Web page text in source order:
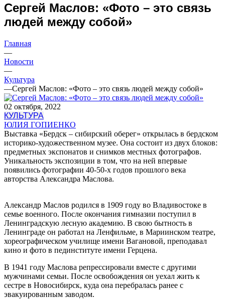
Сергей Маслов: «Фото – это связь
людей между собой»
Главная
—
Новости
—
Культура
—Сергей Маслов: «Фото – это связь людей между собой»
02 октября, 2022
КУЛЬТУРА
ЮЛИЯ ГОПИЕНКО
Выставка «Бердск – сибирский оберег» открылась в бердском
историко-художественном музее. Она состоит из двух блоков:
предметных экспонатов и снимков местных фотографов.
Уникальность экспозиции в том, что на ней впервые
появились фотографии 40-50-х годов прошлого века
авторства Александра Маслова.
Александр Маслов родился в 1909 году во Владивостоке в
семье военного. После окончания гимназии поступил в
Ленинградскую лесную академию. В свою бытность в
Ленинграде он работал на Ленфильме, в Мариинском театре,
хореографическом училище имени Вагановой, преподавал
кино и фото в пединституте имени Герцена.
В 1941 году Маслова репрессировали вместе с другими
мужчинами семьи. После освобождения он уехал жить к
сестре в Новосибирск, куда она перебралась ранее с
эвакуированным заводом.